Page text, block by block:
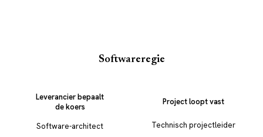
Softwareregie
Leverancier bepaalt
de koers
Software-architect
Project loopt vast
Technisch projectleider